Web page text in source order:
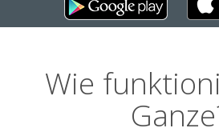
Wie